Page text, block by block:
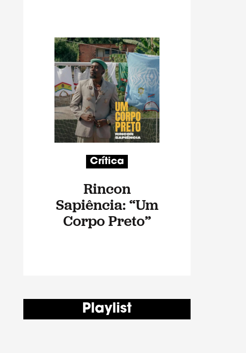
Crítica
Rincon
Sapiência: “Um
Corpo Preto”
Playlist